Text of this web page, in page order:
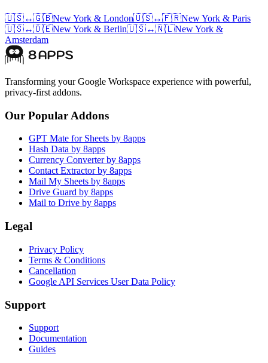
🇺🇸↔🇬🇧New York & London🇺🇸↔🇫🇷New York & Paris
🇺🇸↔🇩🇪New York & Berlin🇺🇸↔🇳🇱New York &
Amsterdam
Transforming your Google Workspace experience with powerful,
privacy-first addons.
Our Popular Addons
GPT Mate for Sheets by 8apps
Hash Data by 8apps
Currency Converter by 8apps
Contact Extractor by 8apps
Mail My Sheets by 8apps
Drive Guard by 8apps
Mail to Drive by 8apps
Legal
Privacy Policy
Terms & Conditions
Cancellation
Google API Services User Data Policy
Support
Support
Documentation
Guides